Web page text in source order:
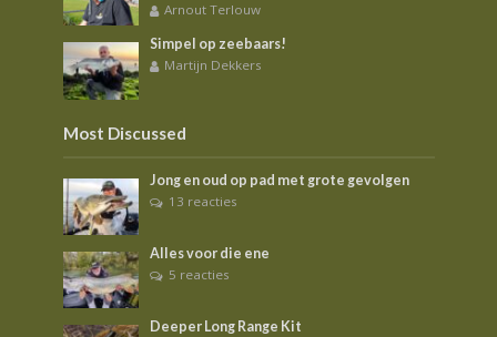
Arnout Terlouw
Simpel op zeebaars!
Martijn Dekkers
Most Discussed
Jong en oud op pad met grote gevolgen
13 reacties
Alles voor die ene
5 reacties
Deeper Long Range Kit